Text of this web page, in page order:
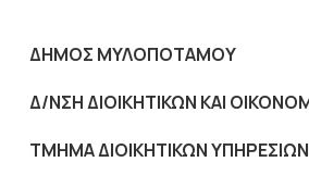
ΔΗΜΟΣ ΜΥΛΟΠΟΤΑΜΟΥ
Δ/ΝΣΗ ΔΙΟΙΚΗΤΙΚΩΝ ΚΑΙ
ΤΜΗΜΑ ΔΙΟΙΚΗΤΙΚΩΝ ΥΠΗΡΕΣΙΩΝ